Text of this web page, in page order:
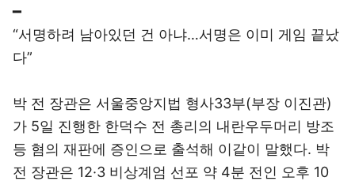
━
“서명하려 남아있던 건 아냐…서명은 이미 게임 끝났
다”
박 전 장관은 서울중앙지법 형사33부(부장 이진관)
가 5일 진행한 한덕수 전 총리의 내란우두머리 방조
등 혐의 재판에 증인으로 출석해 이같이 말했다. 박
전 장관은 12·3 비상계엄 선포 약 4분 전인 오후 10